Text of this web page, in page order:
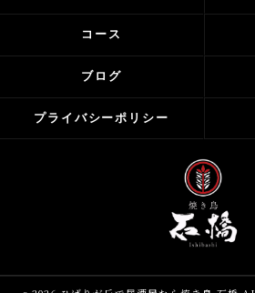
コース
ブログ
プライバシーポリシー